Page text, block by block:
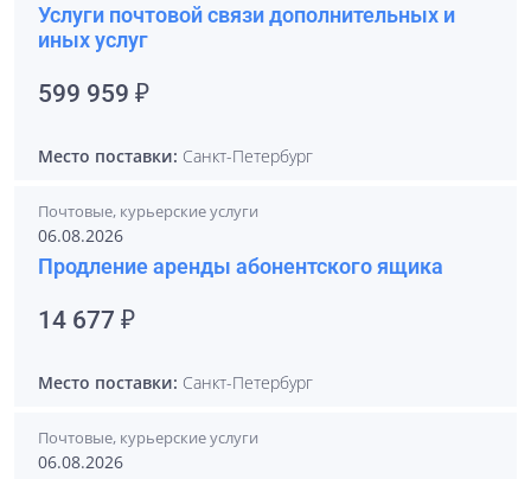
Услуги почтовой связи дополнительных и
иных услуг
599 959 ₽
Место поставки: Санкт-Петербург
Почтовые, курьерские услуги
06.08.2026
Продление аренды абонентского ящика
14 677 ₽
Место поставки: Санкт-Петербург
Почтовые, курьерские услуги
06.08.2026